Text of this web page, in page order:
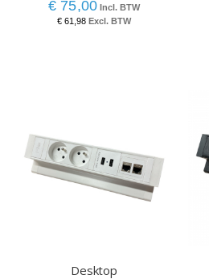
€ 75,00
€ 61,98
Desktop